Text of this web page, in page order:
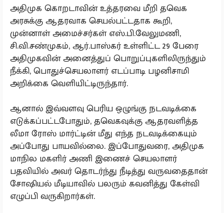
அதிமுக கொறடாவின் உத்தரவை மீறி தவெக
அரசுக்கு ஆதரவாக செயல்பட்டதாக கூறி,
முன்னாள் அமைச்சர்கள் எஸ்.பி.வேலுமணி,
சி.வி.சண்முகம், ஆர்.பாஸ்கர் உள்ளிட்ட 29 பேரை
அதிமுகவின் அனைத்துப் பொறுப்புகளிலிருந்தும்
நீக்கி, பொதுச்செயலாளர் எடப்பாடி பழனிசாமி
அறிக்கை வெளியிட்டிருந்தார்.
ஆனால் இவ்வளவு பெரிய ஒழுங்கு நடவடிக்கை
எடுக்கப்பட்டபோதும், தவெகவுக்கு ஆதரவளித்த
லீமா ரோஸ் மார்ட்டின் மீது எந்த நடவடிக்கையும்
அப்போது பாயவில்லை. இப்போதுவரை, அதிமுக
மாநில மகளிர் அணி இணைச் செயலாளர்
பதவியில் அவர் தொடர்ந்து நீடித்து வருவதைதான்
சோஷியல் மீடியாவில் பலரும் கவனித்து கேள்வி
எழுப்பி வருகிறார்கள்.